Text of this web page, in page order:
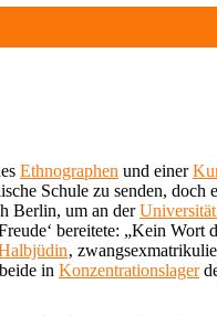
Ethnographen und einer
Schule zu senden,
Berlin, um an der
bereitete: „Kein
‚
in Konzentrationslager